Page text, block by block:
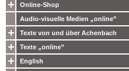
Online-Shop
Audio-visuelle Medien „online”
Texte von und über Achenbach
Texte „online”
English